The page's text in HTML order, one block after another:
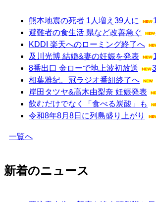
熊本地震の死者 1人増え39人に
避難者の食生活 県など改善急ぐ
KDDI 楽天へのローミング終了へ
及川光博 結婚&妻の妊娠を発表
8番出口 金ローで地上波初放送
相葉雅紀、冠ラジオ番組終了へ
岸田タツヤ&高木由梨奈 妊娠発表
飲むだけでなく「食べる炭酸」も
令和8年8月8日に列島盛り上がり
一覧へ
新着のニュース